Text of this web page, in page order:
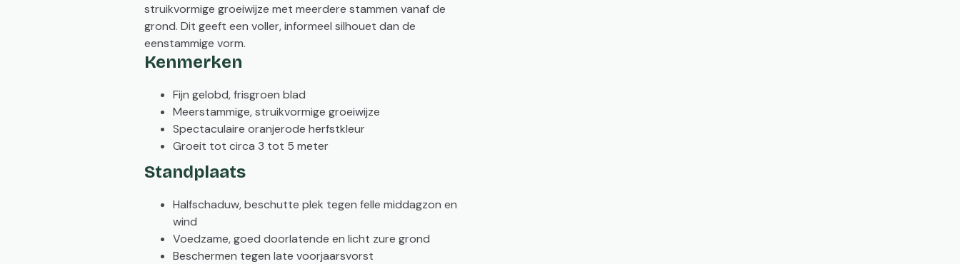
struikvormige groeiwijze met meerdere stammen vanaf de
grond. Dit geeft een voller, informeel silhouet dan de
eenstammige vorm.
Kenmerken
Fijn gelobd, frisgroen blad
Meerstammige, struikvormige groeiwijze
Spectaculaire oranjerode herfstkleur
Groeit tot circa 3 tot 5 meter
Standplaats
Halfschaduw, beschutte plek tegen felle middagzon en
wind
Voedzame, goed doorlatende en licht zure grond
Beschermen tegen late voorjaarsvorst